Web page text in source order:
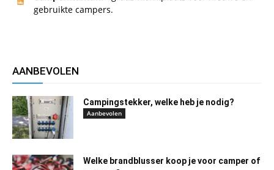
gebruikte campers.
AANBEVOLEN
Campingstekker, welke heb je nodig?
Aanbevolen
Welke brandblusser koop je voor camper of